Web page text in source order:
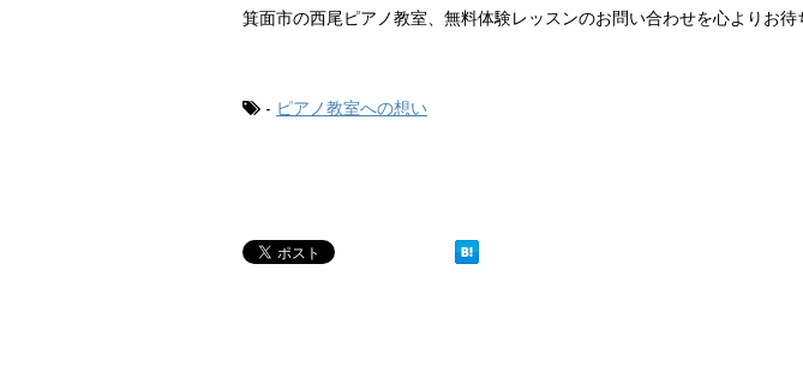
箕面市の西尾ピアノ教室、無料体験レッスンのお問い合わせを心よりお待
- ピアノ教室への想い